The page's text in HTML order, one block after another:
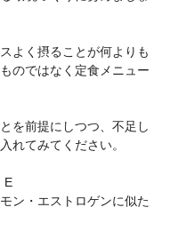
よく摂ることが何よりも
のではなく定食メニュー
を前提にしつつ、不足し
れてみてください。
E
ン・エストロゲンに似た